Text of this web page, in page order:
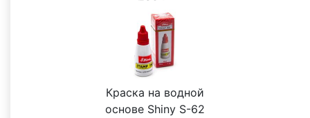
Краска на водной
основе Shiny S-62